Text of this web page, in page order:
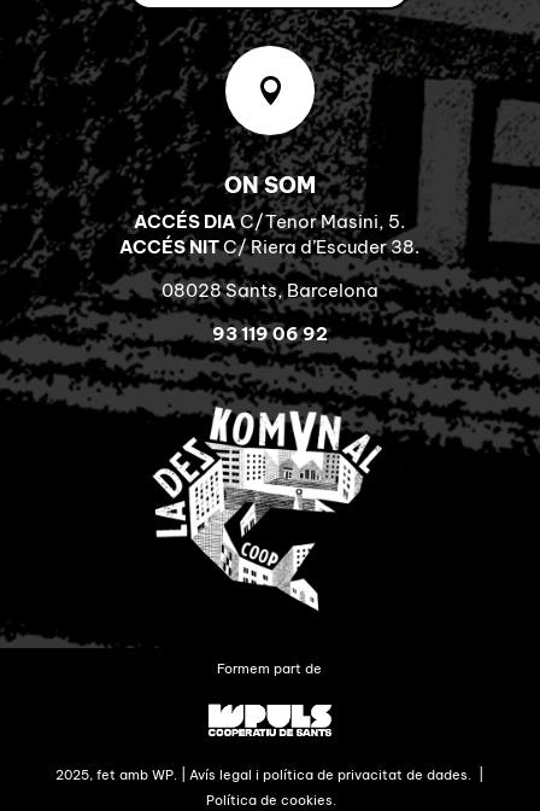

ON SOM
ACCÉS DIAC/Tenor Masini, 5.
ACCÉS NITC/ Riera d’Escuder 38.
08028 Sants, Barcelona
93 119 06 92
Formem part de
2025, fet amb WP. |Avís legal i política de privacitat de dades.
Política de cookies.